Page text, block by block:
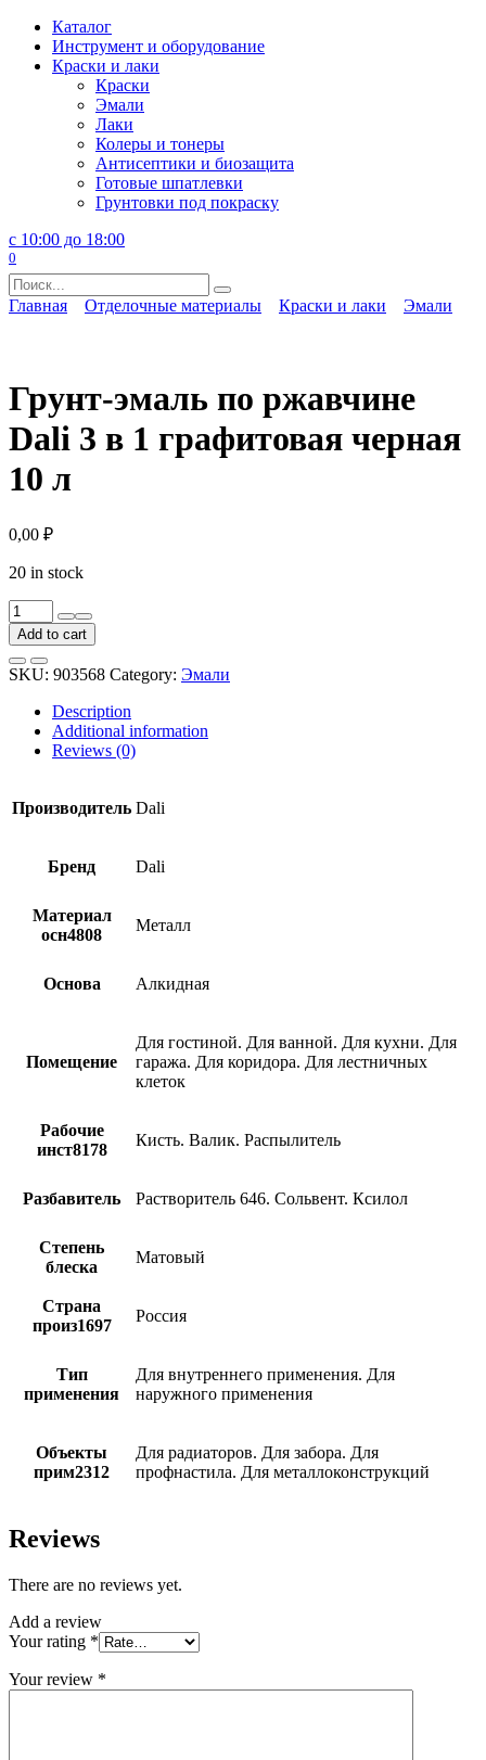
Перейти
содержанию
Каталог
Инструмент и оборудование
Краски и лаки
Краски
Эмали
Лаки
Колеры и тонеры
Антисептики и биозащита
Готовые шпатлевки
Грунтовки под покраску
с 10:00 до 18:00
0
Search
for:
Главная Отделочные материалы Краски и лаки Эмали
Грунт-эмаль по ржавчине
Dali 3 в 1 графитовая черная
10 л
0,00 ₽
20 in stock
Грунт-
эмаль
по
ржавчине
Dali
графитовая
10
Add to cart
SKU: 903568 Category: Эмали
Description
Additional information
Reviews (0)
Производитель Dali
Бренд Dali
Материал
осн4808
Металл
Основа Алкидная
Помещение
Для гостиной. Для ванной. Для кухни. Для
гаража. Для коридора. Для лестничных
клеток
Рабочие
инст8178
Кисть. Валик. Распылитель
Разбавитель Растворитель 646. Сольвент. Ксилол
Степень
блеска
Матовый
Страна
произ1697
Россия
Тип
применения
Для внутреннего применения. Для
наружного применения
Объекты
прим2312
Для радиаторов. Для забора. Для
профнастила. Для металлоконструкций
Reviews
There are no reviews yet.
Add a review
Your rating *
Your review *